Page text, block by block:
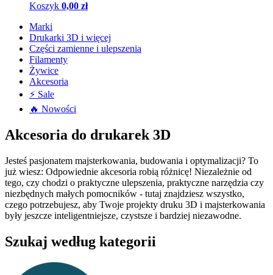
Koszyk 0,00 zł
Marki
Drukarki 3D i więcej
Części zamienne i ulepszenia
Filamenty
Żywice
Akcesoria
⚡ Sale
🔥 Nowości
Akcesoria do drukarek 3D
Jesteś pasjonatem majsterkowania, budowania i optymalizacji? To
już wiesz: Odpowiednie akcesoria robią różnicę! Niezależnie od
tego, czy chodzi o praktyczne ulepszenia, praktyczne narzędzia czy
niezbędnych małych pomocników - tutaj znajdziesz wszystko,
czego potrzebujesz, aby Twoje projekty druku 3D i majsterkowania
były jeszcze inteligentniejsze, czystsze i bardziej niezawodne.
Szukaj według kategorii